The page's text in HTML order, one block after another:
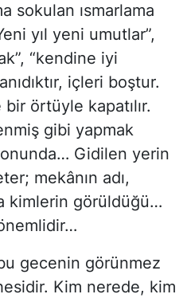
sokulan ısmarlama
yıl yeni umutlar”,
“kendine iyi
içleri boştur.
örtüyle kapatılır.
gibi yapmak
Gidilen yerin
mekânın adı,
kimlerin görüldüğü…
gecenin görünmez
Kim nerede, kim